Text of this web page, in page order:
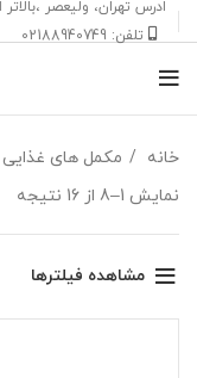
ادرس تهران، ‎وليعصر ،بالاتر از طالقاني ،كوچه گيلان،پلاک ۱،داروخانه شفا مركزي
تلفن: 02188940749
خانه مکمل های غذایی
نمایش 1–8 از 16 نتیجه
مشاهده فیلترها